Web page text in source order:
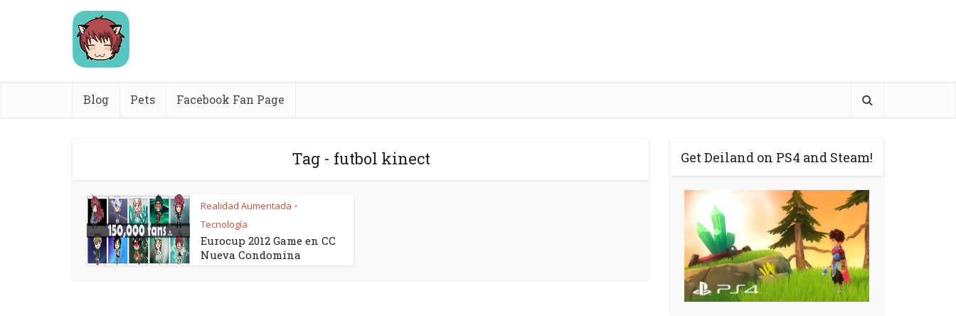
Blog Pets Facebook Fan Page
Tag - futbol kinect
Realidad Aumentada •
Tecnología
Eurocup 2012 Game en CC
Nueva Condomina
Get Deiland on PS4 and Steam!